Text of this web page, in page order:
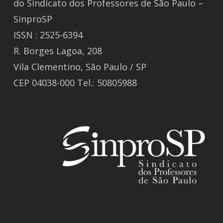
do Sindicato dos Professores de São Paulo –
SinproSP
ISSN : 2525-6394
R. Borges Lagoa, 208
Vila Clementino, São Paulo / SP
CEP 04038-000 Tel.: 50805988